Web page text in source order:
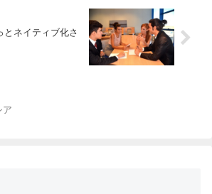
とネイティブ化さ
ア